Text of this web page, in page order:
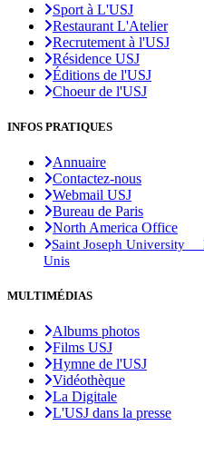
Sport à L'USJ
Restaurant L'Atelier
Recrutement à l'USJ
Résidence USJ
Éditions de l'USJ
Choeur de l'USJ
INFOS PRATIQUES
Annuaire
Contactez-nous
Webmail USJ
Bureau de Paris
North America Office
Saint Joseph
Unis
MULTIMÉDIAS
Albums photos
Films USJ
Hymne de l'USJ
Vidéothèque
La Digitale
L'USJ dans la presse